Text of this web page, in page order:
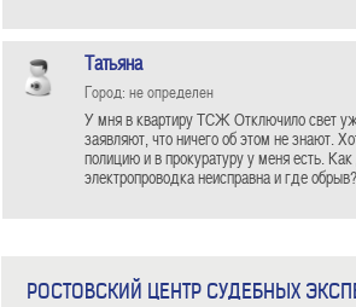
Татьяна
Город: не определен
У мня в квартиру ТСЖ Отключило свет
заявляют, что ничего об этом не знают.
полицию и в прокуратуру у меня есть.
электропроводка неисправна и где обрыв?
РОСТОВСКИЙ ЦЕНТР СУДЕБНЫХ